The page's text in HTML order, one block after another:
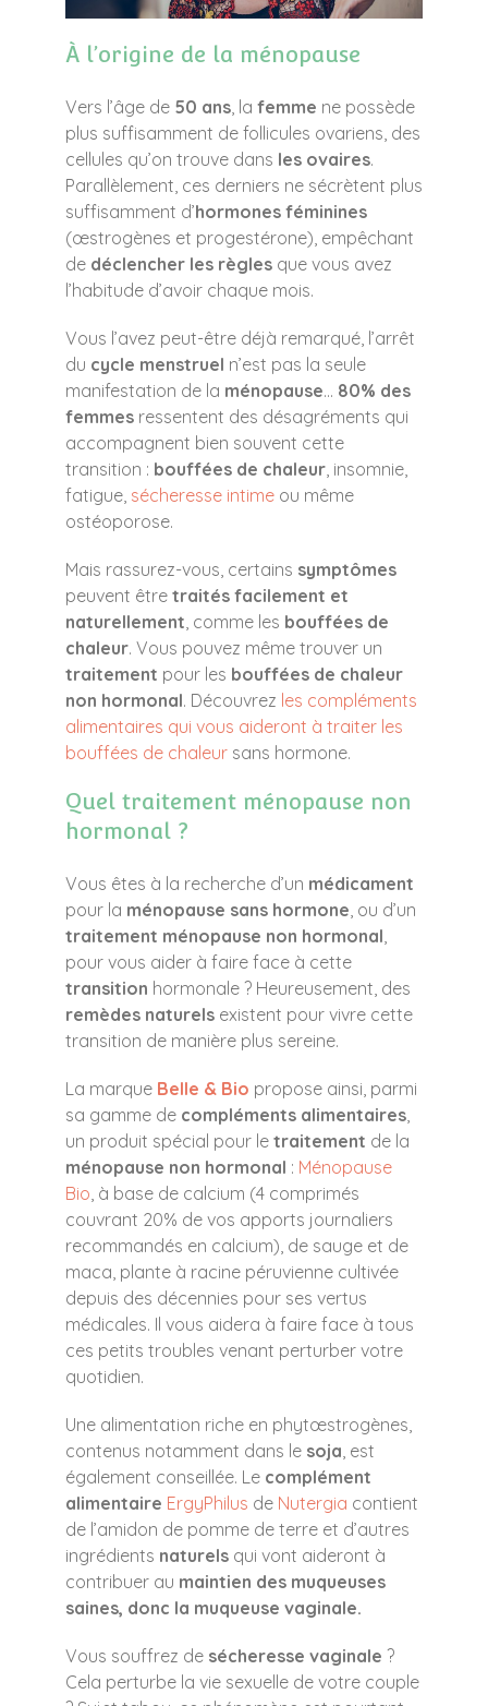
À l’origine de la ménopause
Vers l’âge de 50 ans , la femme ne possède
plus suffisamment de follicules ovariens, des
cellules qu’on trouve dans les ovaires.
Parallèlement, ces derniers ne sécrètent plus
suffisamment d’hormones féminines
(œstrogènes et progestérone), empêchant
de déclencher les règles que vous avez
l’habitude d’avoir chaque mois.
Vous l’avez peut-être déjà remarqué, l’arrêt
du cycle menstruel n’est pas la seule
manifestation de la ménopause… 80% des
femmes ressentent des désagréments qui
accompagnent bien souvent cette
transition : bouffées de chaleur , insomnie,
fatigue, sécheresse intime ou même
ostéoporose.
Mais rassurez-vous, certains symptômes
peuvent être traités facilement et
naturellement , comme les bouffées de
chaleur. Vous pouvez même trouver un
traitement pour les bouffées de chaleur
non hormonal. Découvrez les compléments
alimentaires qui vous aideront à traiter les
bouffées de chaleur sans hormone.
Quel traitement ménopause non
hormonal ?
Vous êtes à la recherche d’un médicament
pour la ménopause sans hormone , ou d’un
traitement ménopause non hormonal
pour vous aider à faire face à cette
transition hormonale ? Heureusement, des
remèdes naturels existent pour vivre cette
transition de manière plus sereine.
La marque Belle & Bio propose ainsi, parmi
sa gamme de compléments alimentaires
un produit spécial pour le traitement de la
ménopause non hormonal : Ménopause
Bio , à base de calcium (4 comprimés
couvrant 20% de vos apports journaliers
recommandés en calcium), de sauge et de
maca, plante à racine péruvienne cultivée
depuis des décennies pour ses vertus
médicales. Il vous aidera à faire face à tous
ces petits troubles venant perturber votre
quotidien.
Une alimentation riche en phytœstrogènes,
contenus notamment dans le soja , est
également conseillée. Le complément
alimentaire ErgyPhilus de Nutergia contient
de l’amidon de pomme de terre et d’autres
ingrédients naturels qui vont aideront à
contribuer au maintien des muqueuses
saines, donc la muqueuse vaginale.
Vous souffrez de sécheresse vaginale ?
Cela perturbe la vie sexuelle de votre couple